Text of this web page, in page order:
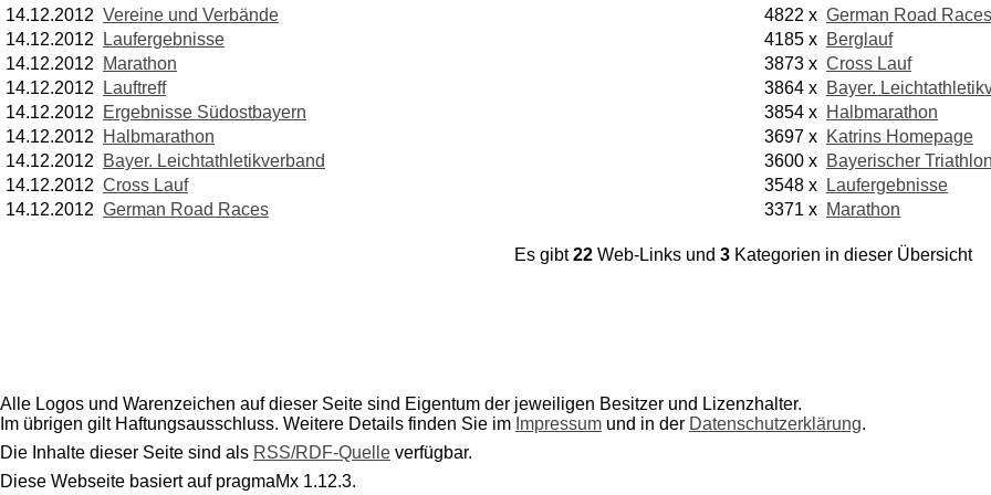
14.12.2012 Vereine und Verbände
14.12.2012 Laufergebnisse
14.12.2012 Marathon
14.12.2012 Lauftreff
14.12.2012 Ergebnisse Südostbayern
14.12.2012 Halbmarathon
14.12.2012 Bayer. Leichtathletikverband
14.12.2012 Cross Lauf
14.12.2012 German Road Races
4822 x German Road Races
4185 x Berglauf
3873 x Cross Lauf
3864 x Bayer.
3854 x Halbmarathon
3697 x Katrins Homepage
3600 x Bayerischer
3548 x Laufergebnisse
3371 x Marathon
Es gibt22 Web-Links und 3 Kategorien in dieser Übersicht
Alle Logos und Warenzeichen auf dieser Seite sind Eigentum der jeweiligen Besitzer und Lizenzhalter.
Im übrigen gilt Haftungsausschluss. Weitere Details finden Sie im Impressum und in der Datenschutzerklärung.
Die Inhalte dieser Seite sind als RSS/RDF-Quelle verfügbar.
Diese Webseite basiert auf pragmaMx 1.12.3.